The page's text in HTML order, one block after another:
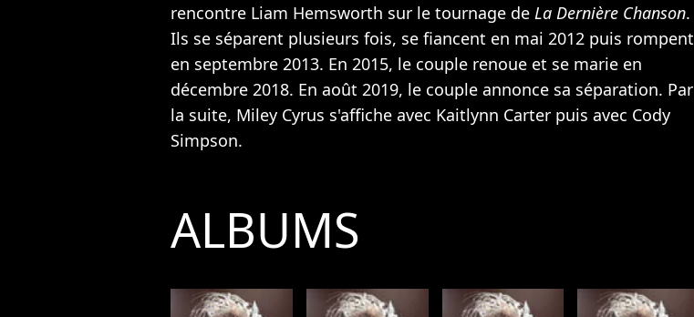
rencontre Liam Hemsworth sur le tournage de La Dernière Chanson.
Ils se séparent plusieurs fois, se fiancent en mai 2012 puis rompent
en septembre 2013. En 2015, le couple renoue et se marie en
décembre 2018. En août 2019, le couple annonce sa séparation. Par
la suite, Miley Cyrus s'affiche avec Kaitlynn Carter puis avec Cody
Simpson.
ALBUMS